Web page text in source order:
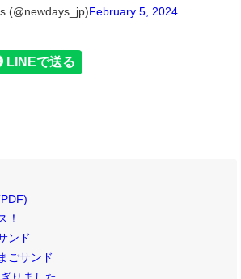
(@newdays_jp)February 5, 2024
！
ンド
ごサンド